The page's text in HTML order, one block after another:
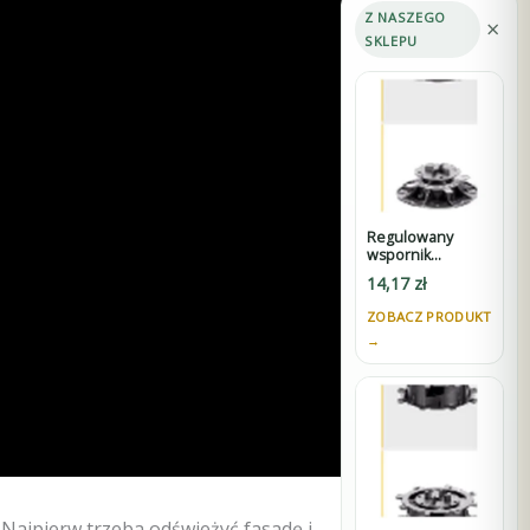
Z NASZEGO
SKLEPU
×
Regulowany
wspornik
STANDARD 30-45
mm do tarasów
wentylowanych
pod płyty z K3
14,17 zł
ZOBACZ PRODUKT
→